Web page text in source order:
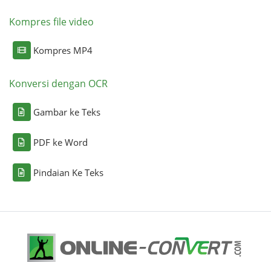
Kompres file video
Kompres MP4
Konversi dengan OCR
Gambar ke Teks
PDF ke Word
Pindaian Ke Teks